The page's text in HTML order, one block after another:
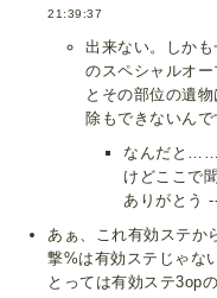
21:39:37
出来ない。しか
のスペシャルオ
とその部位の遺
除もできないん
なんだと
けどここで
ありがとう
あぁ、これ有効ステか
撃%は有効ステじゃな
とっては有効ステ3op